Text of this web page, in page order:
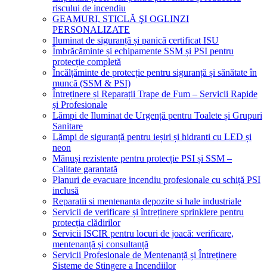
riscului de incendiu
GEAMURI, STICLĂ ŞI OGLINZI
PERSONALIZATE
Iluminat de siguranță și panică certificat ISU
Îmbrăcăminte și echipamente SSM și PSI pentru
protecție completă
Încălțăminte de protecție pentru siguranță și sănătate în
muncă (SSM & PSI)
Întreținere și Reparații Trape de Fum – Servicii Rapide
și Profesionale
Lămpi de Iluminat de Urgență pentru Toalete și Grupuri
Sanitare
Lămpi de siguranță pentru ieșiri și hidranti cu LED și
neon
Mănuși rezistente pentru protecție PSI și SSM –
Calitate garantată
Planuri de evacuare incendiu profesionale cu schiță PSI
inclusă
Reparatii si mentenanta depozite si hale industriale
Servicii de verificare și întreținere sprinklere pentru
protecția clădirilor
Servicii ISCIR pentru locuri de joacă: verificare,
mentenanță și consultanță
Servicii Profesionale de Mentenanță și Întreținere
Sisteme de Stingere a Incendiilor